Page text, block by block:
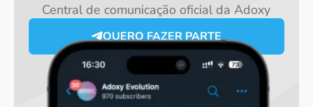
Central de comunicação oficial da Adoxy
QUERO FAZER PARTE